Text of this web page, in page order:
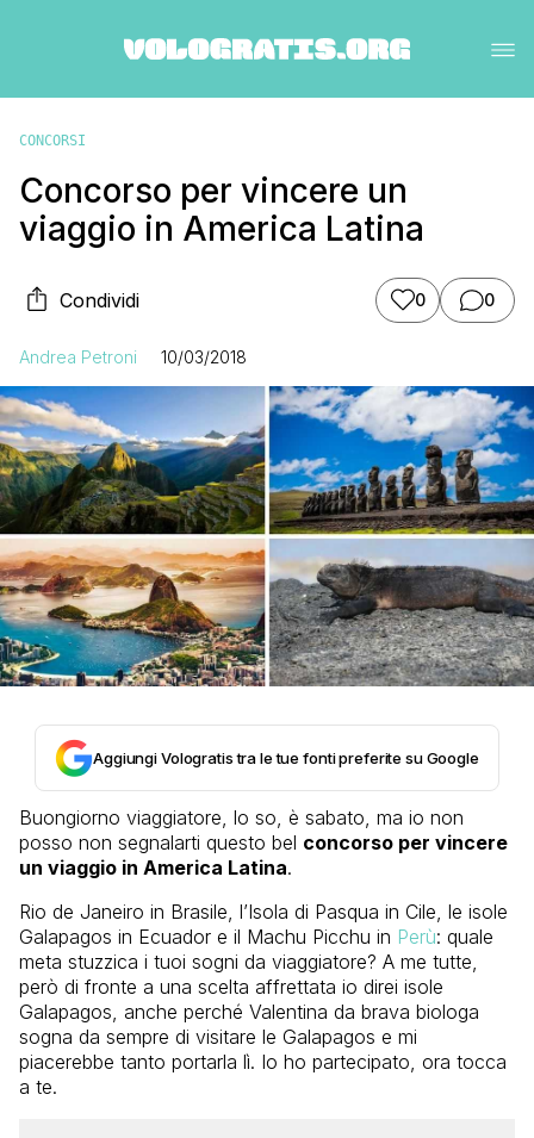
CONCORSI
Concorso per vincere un
viaggio in America Latina
Condividi 0 0
Andrea Petroni 10/03/2018
Aggiungi Vologratis tra le tue fonti preferite su Google
Buongiorno viaggiatore, lo so, è sabato, ma io non
posso non segnalarti questo bel concorso per vincere
un viaggio in America Latina.
Rio de Janeiro in Brasile, l’Isola di Pasqua in Cile, le isole
Galapagos in Ecuador e il Machu Picchu in Perù: quale
meta stuzzica i tuoi sogni da viaggiatore? A me tutte,
però di fronte a una scelta affrettata io direi isole
Galapagos, anche perché Valentina da brava biologa
sogna da sempre di visitare le Galapagos e mi
piacerebbe tanto portarla lì. Io ho partecipato, ora tocca
a te.